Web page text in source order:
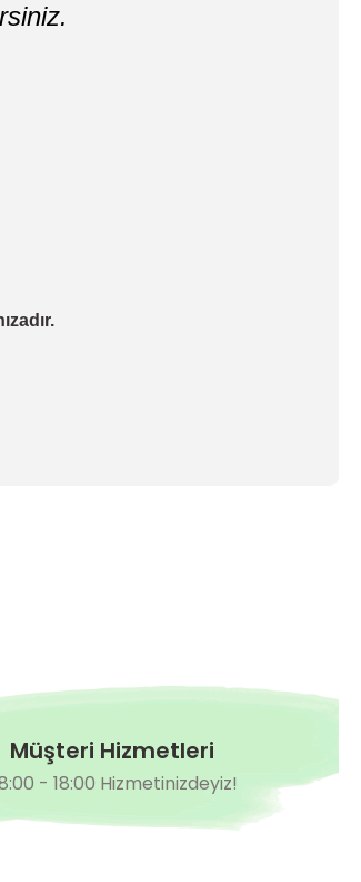
Müşteri Hizmetleri
- 18:00 Hizmetinizdeyiz!